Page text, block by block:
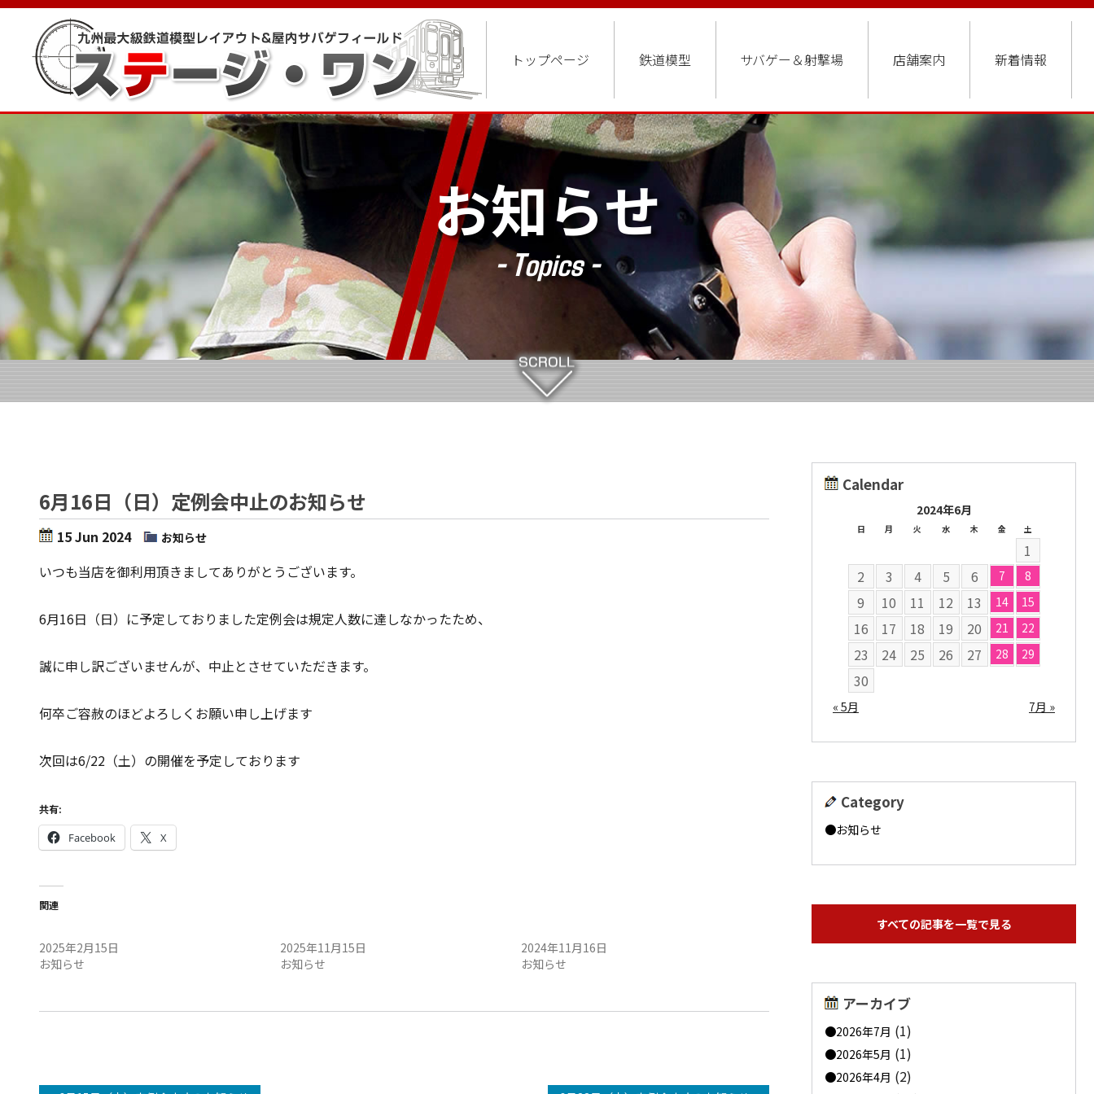
トップページ 鉄道模型 サバゲー＆射撃場 店舗案内 新着情報
お知らせ
- Topics -
6月16日（日）定例会中止のお知らせ
15 Jun 2024 お知らせ
いつも当店を御利用頂きましてありがとうございます。
6月16日（日）に予定しておりました定例会は規定人数に達しなかったため、
誠に申し訳ございませんが、中止とさせていただきます。
何卒ご容赦のほどよろしくお願い申し上げます
次回は6/22（土）の開催を予定しております
共有:
Facebook X
関連
2025年2月15日
お知らせ
2025年11月15日
お知らせ
2024年11月16日
お知らせ
Calendar
2024年6月
日 月 火 水 木 金 土
1
2
3 4 5 6 7 8
9 10 11 12 13 14 15
16 17 18 19 20 21 22
23 24 25 26 27 28 29
30
« 5月 7月 »
Category
お知らせ
すべての記事を一覧で見る
アーカイブ
2026年7月 (1)
2026年5月 (1)
2026年4月 (2)